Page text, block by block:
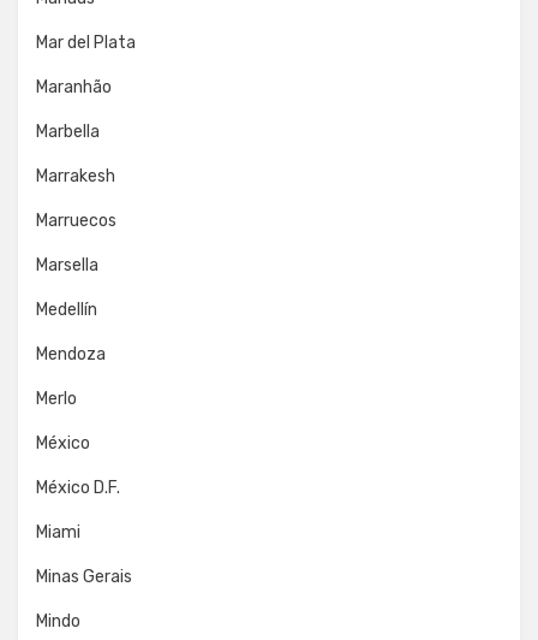
Mar del Plata
Maranhão
Marbella
Marrakesh
Marruecos
Marsella
Medellín
Mendoza
Merlo
México
México D.F.
Miami
Minas Gerais
Mindo